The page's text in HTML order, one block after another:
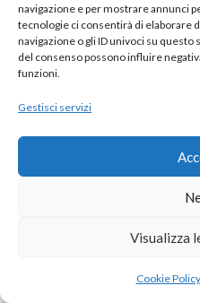
navigazione e per mostrare annunci
tecnologie ci consentirà di elaborare
navigazione o gli ID univoci su questo
del consenso possono influire
funzioni.
Gestisci servizi
Visualizza
Cookie Policy
GIS
grafica